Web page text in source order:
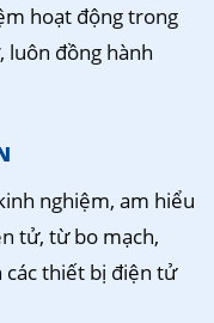
hoạt động trong
, luôn đồng hành
nghiệm, am hiểu
tử, từ bo mạch,
thiết bị điện tử